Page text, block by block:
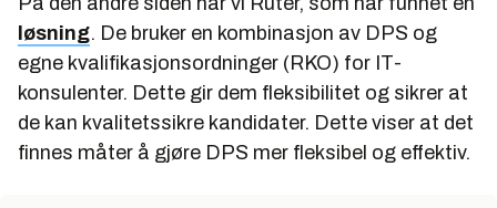
løsning. De bruker en kombinasjon av DPS og
egne kvalifikasjonsordninger (RKO) for IT-
konsulenter. Dette gir dem fleksibilitet og sikrer at
de kan kvalitetssikre kandidater. Dette viser at det
finnes måter å gjøre DPS mer fleksibel og effektiv.